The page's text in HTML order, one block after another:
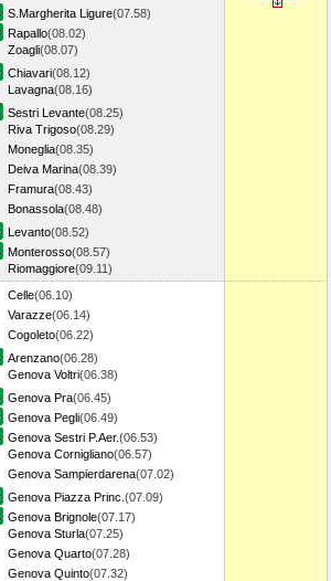
S.Margherita Ligure(07.58)
Rapallo(08.02)
Zoagli(08.07)
Chiavari(08.12)
Lavagna(08.16)
Sestri Levante(08.25)
Riva Trigoso(08.29)
Moneglia(08.35)
Deiva Marina(08.39)
Framura(08.43)
Bonassola(08.48)
Levanto(08.52)
Monterosso(08.57)
Riomaggiore(09.11)
Celle(06.10)
Varazze(06.14)
Cogoleto(06.22)
Arenzano(06.28)
Genova Voltri(06.38)
Genova Pra(06.45)
Genova Pegli(06.49)
Genova Sestri P.Aer.(06.53)
Genova Cornigliano(06.57)
Genova Sampierdarena(07.02)
Genova Piazza Princ. (07.09)
Genova Brignole(07.17)
Genova Sturla(07.25)
Genova Quarto(07.28)
Genova Quinto(07.32)